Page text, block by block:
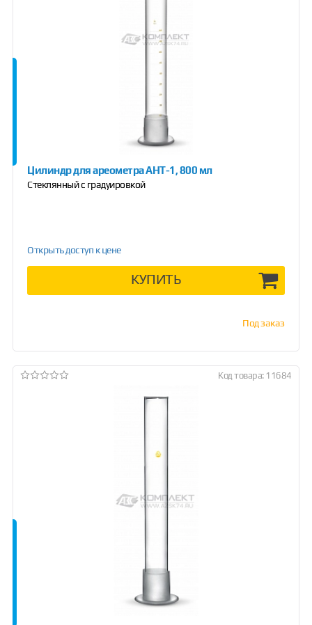
Цилиндр для ареометра АНТ-1, 800 мл
Стеклянный с градуировкой
Открыть доступ к цене
КУПИТЬ
Под заказ
Код товара: 11684